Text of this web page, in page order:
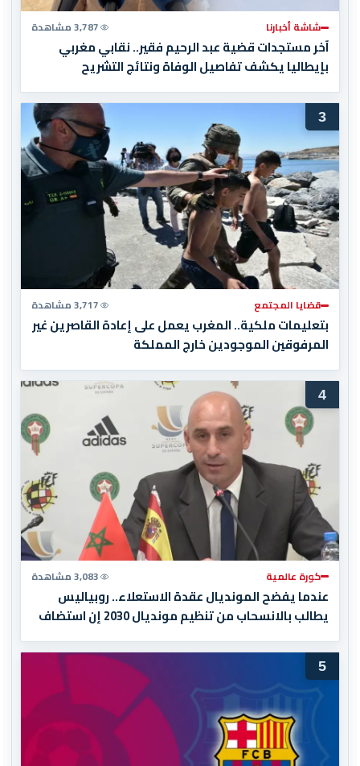
شاشة أخبارنا 3,787 مشاهدة
آخر مستجدات قضية عبد الرحيم فقير.. نقابي مغربي
بإيطاليا يكشف تفاصيل الوفاة ونتائج التشريح
3
قضايا المجتمع 3,717 مشاهدة
بتعليمات ملكية.. المغرب يعمل على إعادة القاصرين غير
المرفوقين الموجودين خارج المملكة
4
كورة عالمية 3,083 مشاهدة
عندما يفضح المونديال عقدة الاستعلاء.. روبياليس
يطالب بالانسحاب من تنظيم مونديال 2030 إن استضاف
5